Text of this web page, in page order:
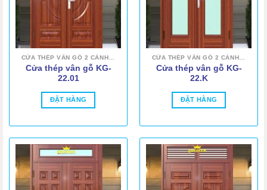
CỬA THÉP VÂN GỖ 2 CÁNH ĐỀU
Cửa thép vân gỗ KG-
22.01
ĐẶT HÀNG
CỬA THÉP VÂN GỖ 2 CÁNH ĐỀU
Cửa thép vân gỗ KG-
22.K
ĐẶT HÀNG